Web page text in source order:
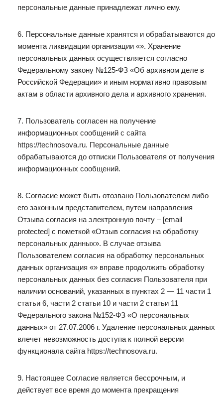
персональные данные принадлежат лично ему.
6. Персональные данные хранятся и обрабатываются до
момента ликвидации организации «». Хранение
персональных данных осуществляется согласно
Федеральному закону №125-ФЗ «Об архивном деле в
Российской Федерации» и иным нормативно правовым
актам в области архивного дела и архивного хранения.
7. Пользователь согласен на получение
информационных сообщений с сайта
https://technosova.ru. Персональные данные
обрабатываются до отписки Пользователя от получения
информационных сообщений.
8. Согласие может быть отозвано Пользователем либо
его законным представителем, путем направления
Отзыва согласия на электронную почту – [email
protected] с пометкой «Отзыв согласия на обработку
персональных данных». В случае отзыва
Пользователем согласия на обработку персональных
данных организация «» вправе продолжить обработку
персональных данных без согласия Пользователя при
наличии оснований, указанных в пунктах 2 — 11 части 1
статьи 6, части 2 статьи 10 и части 2 статьи 11
Федерального закона №152-ФЗ «О персональных
данных» от 27.07.2006 г. Удаление персональных данных
влечет невозможность доступа к полной версии
функционала сайта https://technosova.ru.
9. Настоящее Согласие является бессрочным, и
действует все время до момента прекращения